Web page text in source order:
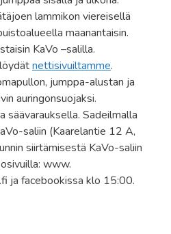
lammikon viereisellä
maanantaisin.
KaVo –salilla.
nettisivuiltamme.
jumppa-alustan ja
auringonsuojaksi.
säävarauksella. Sadeilmalla
saliin (Kaarelantie 12 A,
siirtämisestä KaVo-saliin
www.
ja facebookissa klo 15:00.